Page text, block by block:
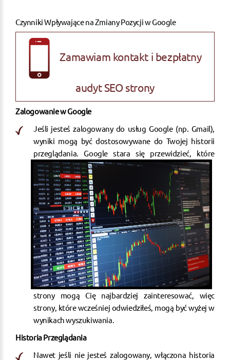
Czynniki Wpływające na Zmiany Pozycji w Google
Zamawiam kontakt i bezpłatny
audyt SEO strony
Zalogowanie w Google
Jeśli jesteś zalogowany do usług Google (np. Gmail),
wyniki mogą być dostosowywane do Twojej historii
przeglądania. Google stara się przewidzieć, które
strony mogą Cię najbardziej zainteresować, więc
strony, które wcześniej odwiedziłeś, mogą być wyżej w
wynikach wyszukiwania.
Historia Przeglądania
Nawet jeśli nie jesteś zalogowany, włączona historia